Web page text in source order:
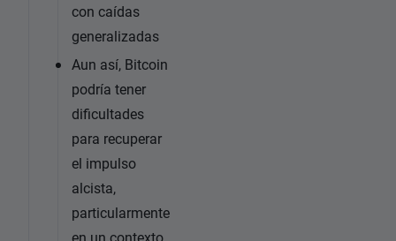
con caídas
generalizadas
Aun así, Bitcoin
podría tener
dificultades
para recuperar
el impulso
alcista,
particularmente
en un contexto